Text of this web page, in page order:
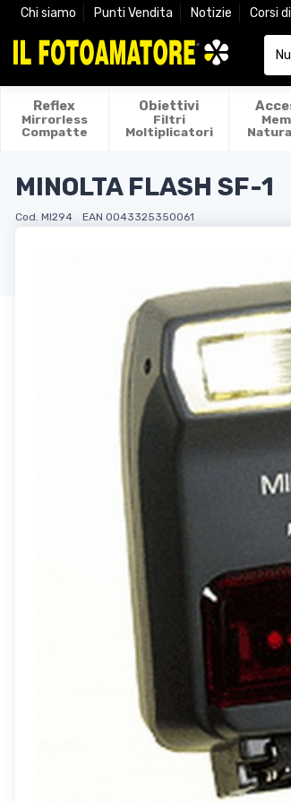
Chi siamo Punti Vendita Notizie Corsi
Reflex
Mirrorless
Compatte
Obiettivi
Filtri
Moltiplicatori
MINOLTA FLASH SF-1
Cod. MI294 EAN 0043325350061